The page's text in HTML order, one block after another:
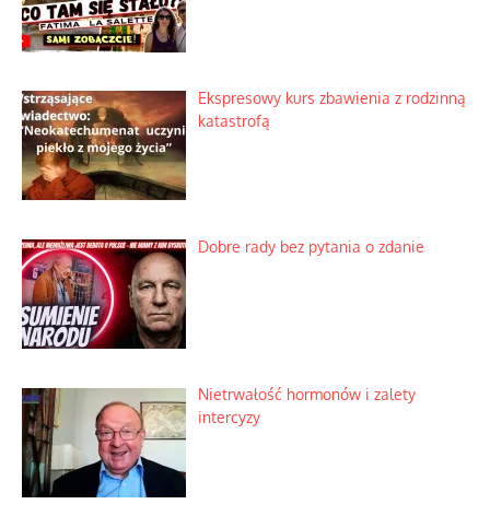
Ekspresowy kurs zbawienia z rodzinną
katastrofą
Dobre rady bez pytania o zdanie
Nietrwałość hormonów i zalety
intercyzy